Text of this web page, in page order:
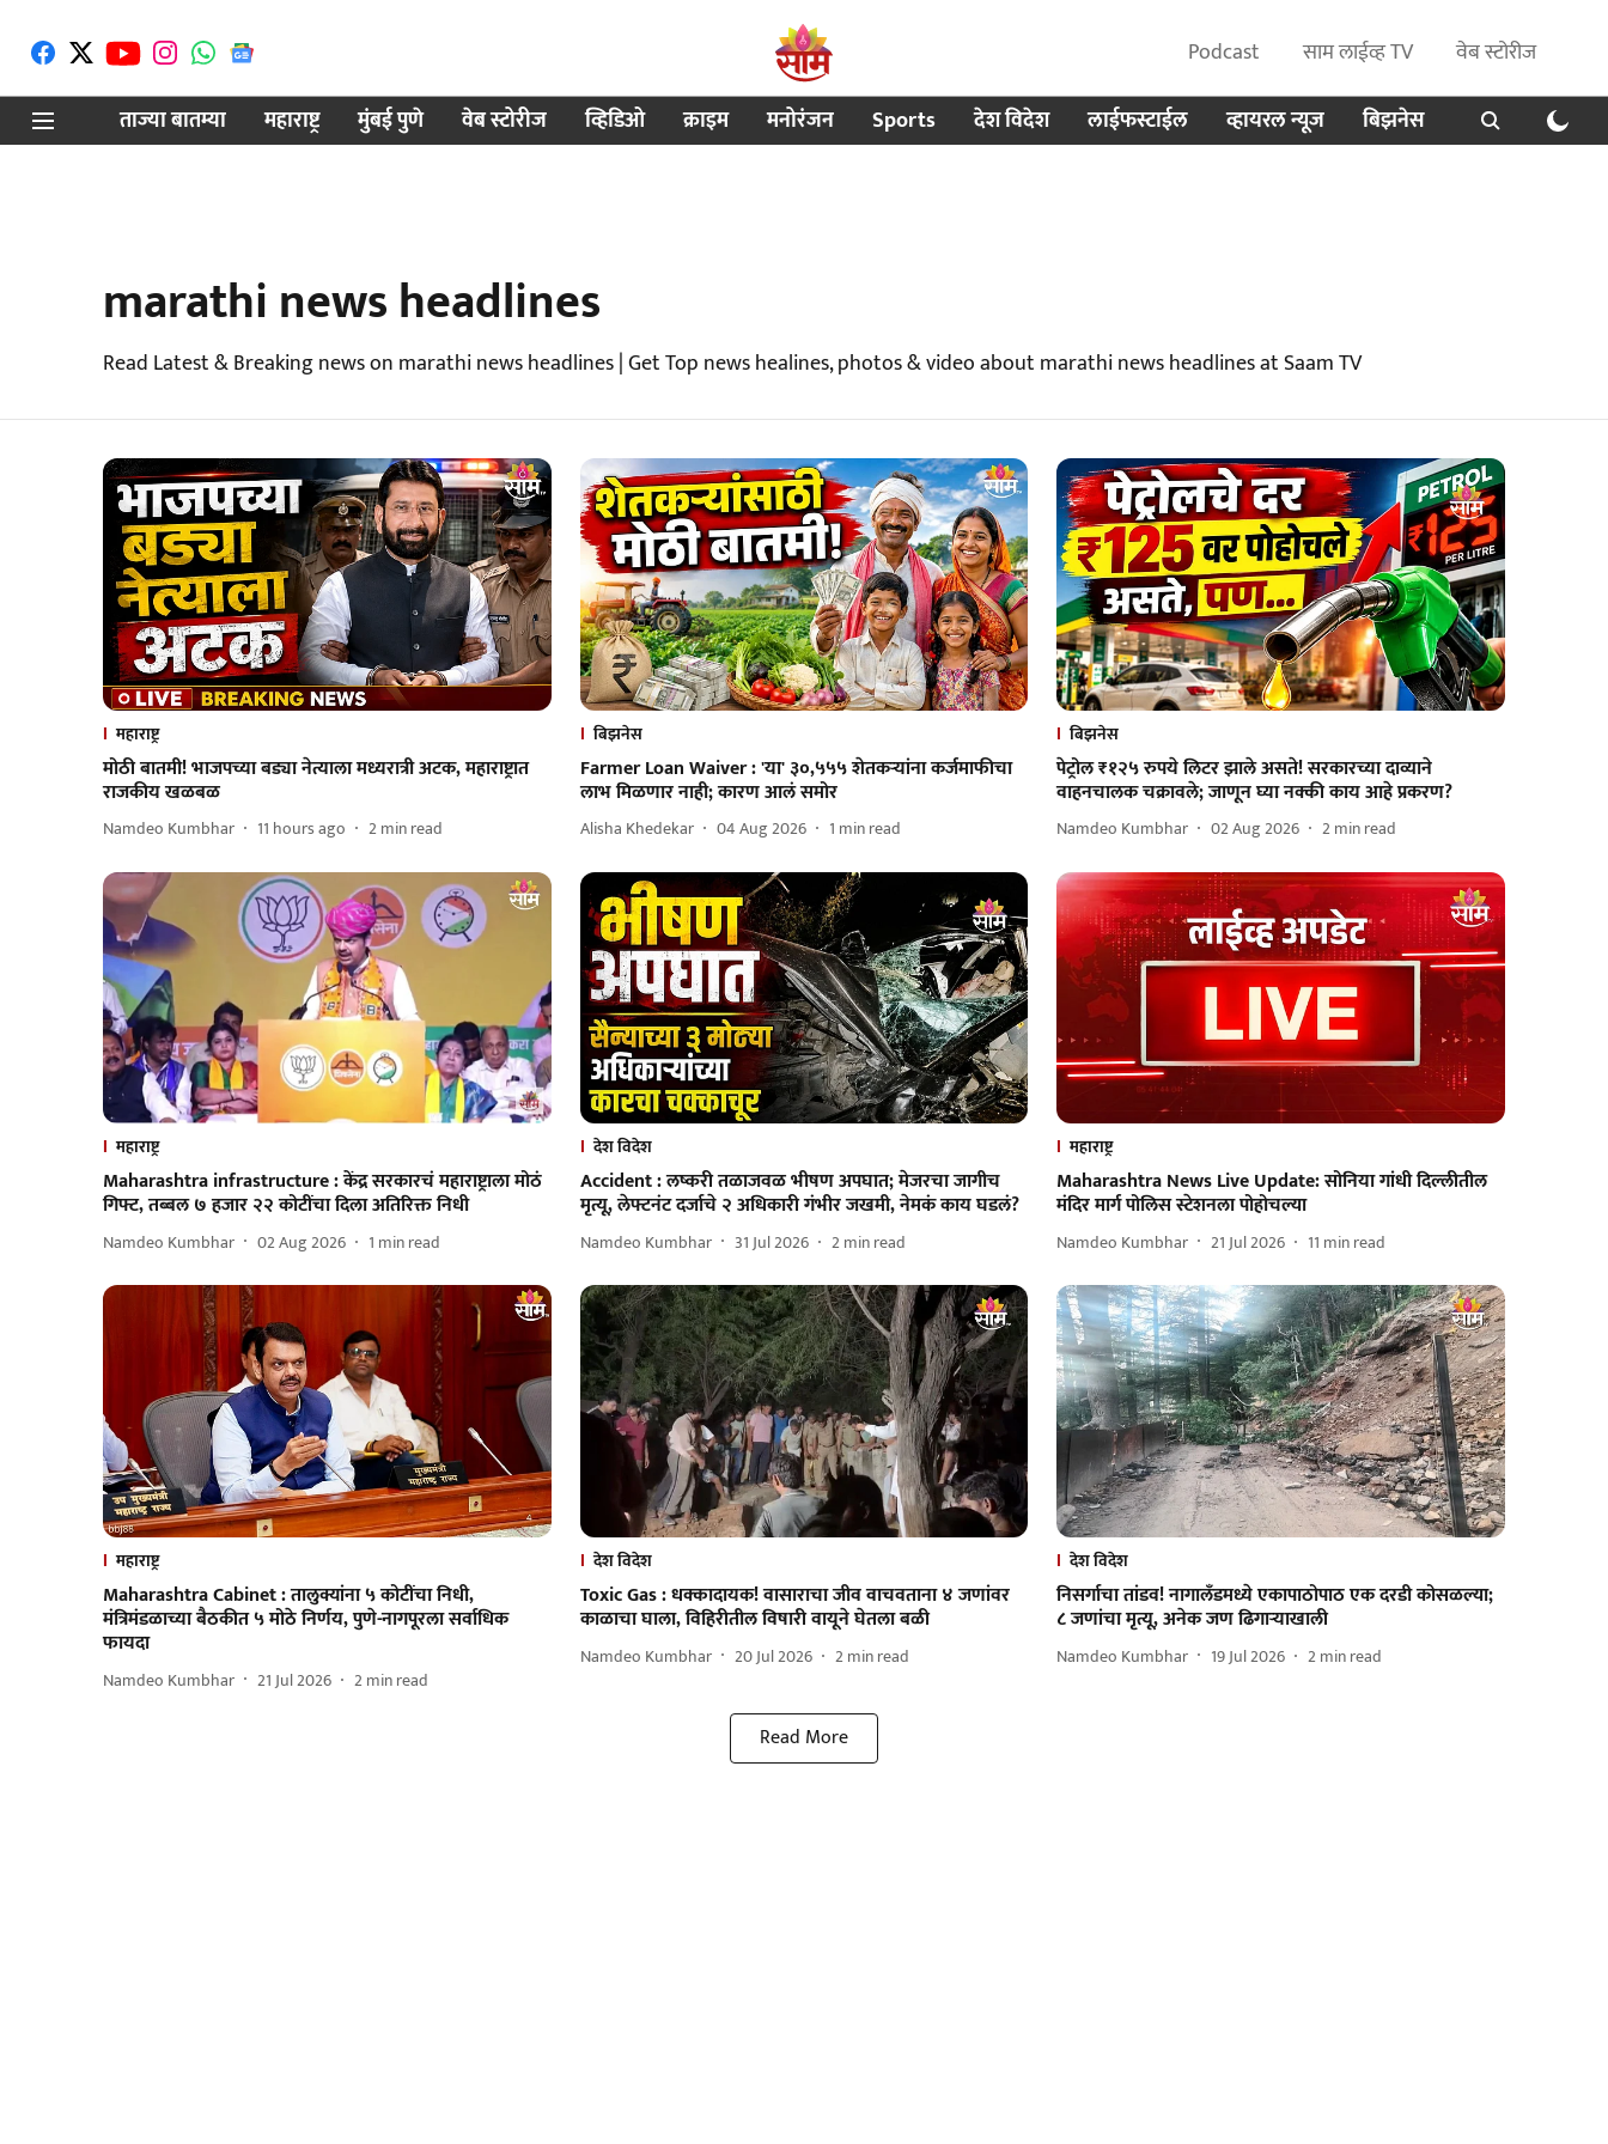
Podcast साम लाईव्ह TV
वेब स्टोरीज
ताज्या बातम्या
महाराष्ट्र मुंबई पुणे वेब स्टोरीज व्हिडिओ क्राइम मनोरंजन Sports देश विदेश लाईफस्टाईल व्हायरल न्यूज बिझनेस
marathi news headlines
Read Latest & Breaking news on marathi news headlines | Get Top news healines, photos & video about marathi news headlines at Saam TV
महाराष्ट्र
मोठी बातमी! भाजपच्या बड्या नेत्याला मध्यरात्री अटक, महाराष्ट्रात
राजकीय खळबळ
Namdeo Kumbhar 11 hours ago 2min read
बिझनेस
Farmer Loan Waiver : 'या' ३०,५५५ शेतकऱ्यांना कर्जमाफीचा
लाभ मिळणार नाही; कारण आलं समोर
Alisha Khedekar 04 Aug 2026 1 min read
बिझनेस
पेट्रोल ₹१२५ रुपये लिटर झाले असते! सरकारच्या दाव्याने
वाहनचालक चक्रावले; जाणून घ्या नक्की काय आहे प्रकरण?
Namdeo Kumbhar 02 Aug 2026 2min read
महाराष्ट्र
Maharashtra infrastructure : केंद्र सरकारचं महाराष्ट्राला मोठं
गिफ्ट, तब्बल ७ हजार २२ कोटींचा दिला अतिरिक्त निधी
Namdeo Kumbhar 02 Aug 2026 1 min read
देश विदेश
Accident : लष्करी तळाजवळ भीषण अपघात; मेजरचा जागीच
मृत्यू, लेफ्टनंट दर्जाचे २ अधिकारी गंभीर जखमी, नेमकं काय घडलं?
Namdeo Kumbhar 31 Jul 2026 2min read
महाराष्ट्र
Maharashtra News Live Update: सोनिया गांधी दिल्लीतील
मंदिर मार्ग पोलिस स्टेशनला पोहोचल्या
Namdeo Kumbhar 21 Jul 2026 11 min read
महाराष्ट्र
Maharashtra Cabinet : तालुक्यांना ५ कोटींचा निधी,
मंत्रिमंडळाच्या बैठकीत ५ मोठे निर्णय, पुणे-नागपूरला सर्वाधिक
फायदा
Namdeo Kumbhar 21 Jul 2026 2min read
देश विदेश
Toxic Gas : धक्कादायक! वासाराचा जीव वाचवताना ४ जणांवर
काळाचा घाला, विहिरीतील विषारी वायूने घेतला बळी
Namdeo Kumbhar 20 Jul 2026 2min read
देश विदेश
निसर्गाचा तांडव! नागालँडमध्ये एकापाठोपाठ एक दरडी कोसळल्या;
८ जणांचा मृत्यू, अनेक जण ढिगाऱ्याखाली
Namdeo Kumbhar 19 Jul 2026 2min read
Read More